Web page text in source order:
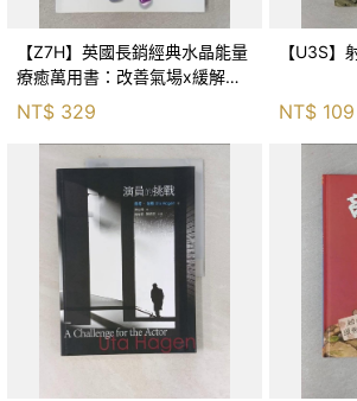
【Z7H】英國長銷經典水晶能量
療癒萬用書：改善氣場x緩解疼
痛x穩定身心x增加財富x促進人
緣，250種水晶礦石給你最完整
的生活對策_菲利
NT$ 329
【U3S】
NT$ 109